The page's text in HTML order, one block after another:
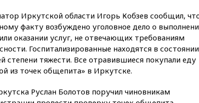
Иркутской области Игорь Кобзев сообщил,
факту возбуждено уголовное дело о
оказании услуг, не отвечающих требованиям
Госпитализированные находятся в состоянии
степени тяжести. Все отравившиеся покупали еду
из точек общепита» в Иркутске.
Руслан Болотов поручил чиновникам